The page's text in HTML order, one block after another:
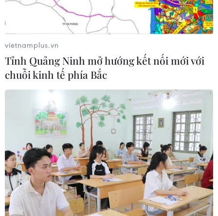
Tuần lễ Áo dài Cộng đồng Huế 2023:
Quảng bá hình ảnh áo dài xứ Huế
06/07/2023 08:18
Tuần lễ Áo dài cộng đồng Huế năm 2023 từ ngày 6-
12/7 góp phần xây dựng hình ảnh du lịch địa phương
gắn với áo dài, từng bước triển khai có hiệu quả Đề án
“Huế - Kinh đô Áo dài.”
vietnamplus.vn
Tỉnh Quảng Ninh mở hướng kết nối mới với
chuỗi kinh tế phía Bắc